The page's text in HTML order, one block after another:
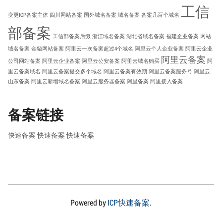
变更ICP备案主体 四川网站备案 国外域名备案 域名备案 备案几百个域名 工信
部备案 工信部备案后缀 浙江域名备案 湖北省域名备案 福建企业备案 网站
域名备案 金融网站备案 阿里云一次备案超过4个域名 阿里云个人企业备案 阿里云企业
公司网站备案 阿里云企业备案 阿里云公安备案 阿里云域名购买 阿里云备案 阿
里云备案域名 阿里云备案提交多个域名 阿里云备案有效期 阿里云备案服务号 阿里云
山东备案 阿里云新增域名备案 阿里云服务器备案 阿里备案 阿里接入备案
备案链接
快速备案 快速备案 快速备案
Powered byICP快速备案.